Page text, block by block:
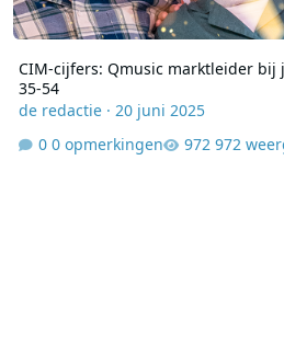
CIM-cijfers: Qmusic marktleider bij
35-54
de redactie· 20 juni 2025
0 opmerkingen
972